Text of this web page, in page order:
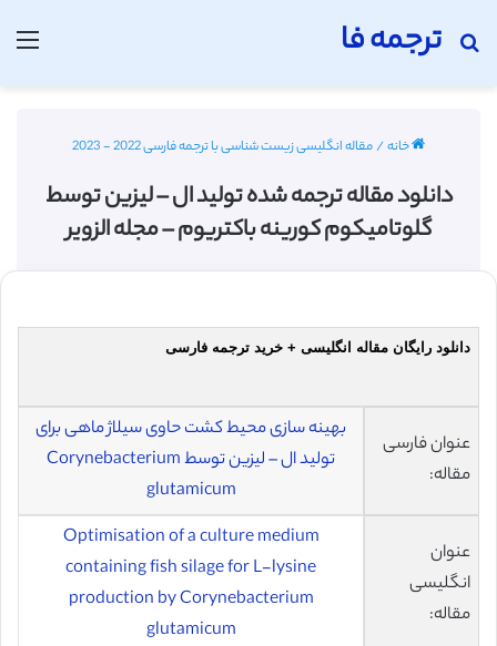
ترجمه فا
جستجو برای
خانه/مقاله انگلیسی زیست شناسی با ترجمه فارسی 2022 - 2023
دانلود مقاله ترجمه شده تولید ال – لیزین توسط
گلوتامیکوم کورینه باکتریوم – مجله الزویر
دانلود رایگان مقاله انگلیسی + خرید ترجمه فارسی
عنوان فارسی
مقاله:
بهینه سازی محیط کشت حاوی سیلاژ ماهی برای
تولید ال – لیزین توسط Corynebacterium
glutamicum
عنوان
انگلیسی
مقاله:
Optimisation of a culture medium
containing fish silage for L-lysine
production by Corynebacterium
glutamicum